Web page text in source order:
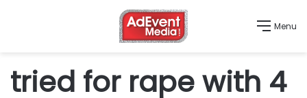
Menu
tried for rape with 4